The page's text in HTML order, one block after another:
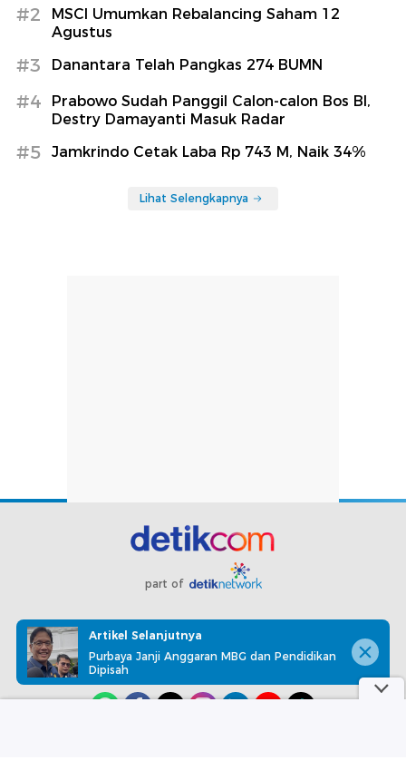
#2
MSCI Umumkan Rebalancing Saham 12
Agustus
#3 Danantara Telah Pangkas 274 BUMN
#4
Prabowo Sudah Panggil Calon-calon Bos BI,
Destry Damayanti Masuk Radar
#5 Jamkrindo Cetak Laba Rp 743 M, Naik 34%
Lihat Selengkapnya
part of
Redaksi Pedoman Media Siber Karir
Kotak Pos
Info Iklan
Privacy Policy Disclaimer
Artikel Selanjutnya
Purbaya Janji Anggaran MBG dan Pendidikan
Dipisah